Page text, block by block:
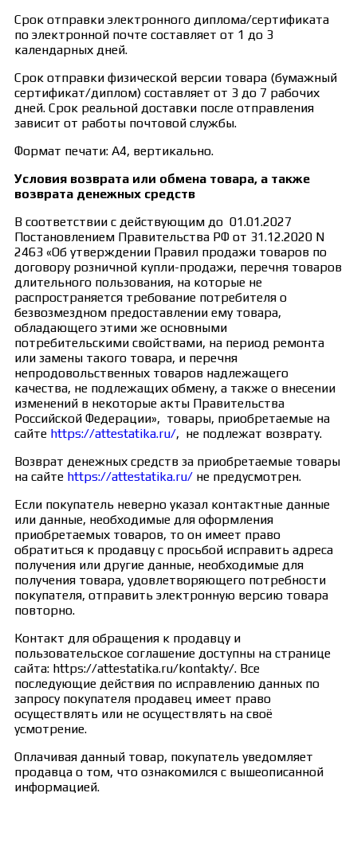
Срок отправки электронного диплома/сертификата
по электронной почте составляет от 1 до 3
календарных дней.
Срок отправки физической версии товара (бумажный
сертификат/диплом) составляет от 3 до 7 рабочих
дней. Срок реальной доставки после отправления
зависит от работы почтовой службы.
Формат печати: А4, вертикально.
Условия возврата или обмена товара, а также
возврата денежных средств
В соответствии с действующим до 01.01.2027
Постановлением Правительства РФ от 31.12.2020 N
2463 «Об утверждении Правил продажи товаров по
договору розничной купли-продажи, перечня товаров
длительного пользования, на которые не
распространяется требование потребителя о
безвозмездном предоставлении ему товара,
обладающего этими же основными
потребительскими свойствами, на период ремонта
или замены такого товара, и перечня
непродовольственных товаров надлежащего
качества, не подлежащих обмену, а также о внесении
изменений в некоторые акты Правительства
Российской Федерации», товары, приобретаемые на
сайте https://attestatika.ru/, не подлежат возврату.
Возврат денежных средств за приобретаемые товары
на сайте https://attestatika.ru/ не предусмотрен.
Если покупатель неверно указал контактные данные
или данные, необходимые для оформления
приобретаемых товаров, то он имеет право
обратиться к продавцу с просьбой исправить адреса
получения или другие данные, необходимые для
получения товара, удовлетворяющего потребности
покупателя, отправить электронную версию товара
повторно.
Контакт для обращения к продавцу и
пользовательское соглашение доступны на странице
сайта: https://attestatika.ru/kontakty/. Все
последующие действия по исправлению данных по
запросу покупателя продавец имеет право
осуществлять или не осуществлять на своё
усмотрение.
Оплачивая данный товар, покупатель уведомляет
продавца о том, что ознакомился с вышеописанной
информацией.